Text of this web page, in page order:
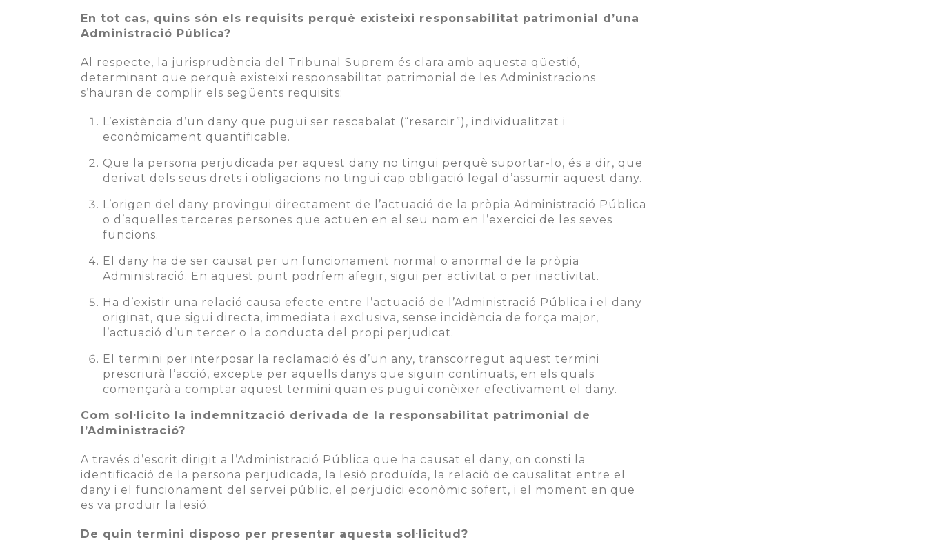
En tot cas, quins són els requisits perquè existeixi responsabilitat patrimonial d’una
Administració Pública?
Al respecte, la jurisprudència del Tribunal Suprem és clara amb aquesta qüestió,
determinant que perquè existeixi responsabilitat patrimonial de les Administracions
s’hauran de complir els següents requisits:
L’existència d’un dany que pugui ser rescabalat (“resarcir”), individualitzat i
econòmicament quantificable.
Que la persona perjudicada per aquest dany no tingui perquè suportar-lo, és a dir, que
derivat dels seus drets i obligacions no tingui cap obligació legal d’assumir aquest dany.
L’origen del dany provingui directament de l’actuació de la pròpia Administració Pública
o d’aquelles terceres persones que actuen en el seu nom en l’exercici de les seves
funcions.
El dany ha de ser causat per un funcionament normal o anormal de la pròpia
Administració. En aquest punt podríem afegir, sigui per activitat o per inactivitat.
Ha d’existir una relació causa efecte entre l’actuació de l’Administració Pública i el dany
originat, que sigui directa, immediata i exclusiva, sense incidència de força major,
l’actuació d’un tercer o la conducta del propi perjudicat.
El termini per interposar la reclamació és d’un any, transcorregut aquest termini
prescriurà l’acció, excepte per aquells danys que siguin continuats, en els quals
començarà a comptar aquest termini quan es pugui conèixer efectivament el dany.
Com sol·licito la indemnització derivada de la responsabilitat patrimonial de
l’Administració?
A través d’escrit dirigit a l’Administració Pública que ha causat el dany, on consti la
identificació de la persona perjudicada, la lesió produïda, la relació de causalitat entre el
dany i el funcionament del servei públic, el perjudici econòmic sofert, i el moment en que
es va produir la lesió.
De quin termini disposo per presentar aquesta sol·licitud?